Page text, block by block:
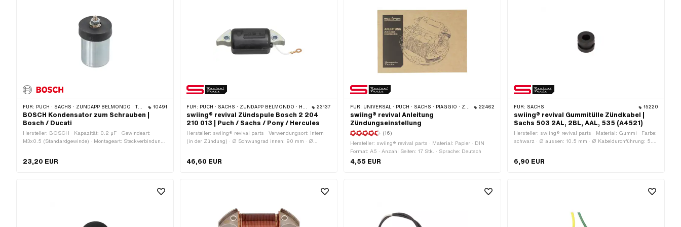
FÜR: PUCH · SACHS · ZÜNDAPP BELMONDO · TOMOS · DKW · HERCULES · KREIDLER · ZÜNDAPP · KTM · RIXE 10491
BOSCH Kondensator zum Schrauben |
Bosch / Ducati
Hersteller: BOSCH · Kapazität: 0.2 µF · Gewindeart:
M3x0.5 (Standardgewinde) · Montageart: Steckverbindung
Anwendungsbereich: Original · Anwendungsbereich:
Nr.: 0265 052 003 · Sachs OEM-Nr.: 0265 052 007 ·
23,20 EUR
FÜR: PUCH · SACHS · ZÜNDAPP BELMONDO · HERCULES 23137
swiing® revival Zündspule Bosch 2 204
210 013 | Puch / Sachs / Pony / Hercules
Hersteller: swiing® revival parts · Verwendungsort: Intern
(in der Zündung) · Ø Schwungrad innen: 90 mm · Ø
Schrauben · Gesamtlänge: 76.7 mm · Lochabstand: 54 mm
46,60 EUR
FÜR: UNIVERSAL · PUCH · SACHS · PIAGGIO · ZÜNDAPP BELMONDO 22462
swiing® revival Anleitung
Zündungseinstellung
(16)
Hersteller: swiing® revival parts · Material: Papier · DIN
Format: A5 · Anzahl Seiten: 17 Stk. · Sprache: Deutsch
4,55 EUR
FÜR: SACHS 15220
swiing® revival Gummitülle Zündkabel |
Sachs 503 2AL, 2BL, AAL, 535 (A4521)
Hersteller: swiing® revival parts · Material: Gummi · Farbe:
schwarz · Ø aussen: 10.5 mm · Ø Kabeldurchführung: 5.2
A4521 · Sachs OEM-Nr.: 0960 135 000 · Sachs OEM-Nr.:
6,90 EUR